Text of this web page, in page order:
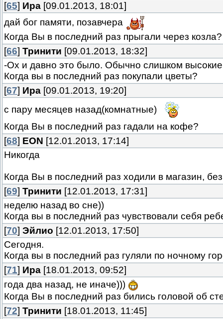
[65] Ира [09.01.2013, 18:01]
дай бог памяти, позавчера
Когда Вы в последний раз прыгали через козла?
[66] Тринити [09.01.2013, 18:32]
-Ох и давно это было. Обычно слишком
Когда вы в последний раз покупали цветы?
[67] Ира [09.01.2013, 19:20]
с пару месяцев назад(комнатные)
Когда Вы в последний раз гадали на кофе?
[68] EON [12.01.2013, 17:14]
Никогда
Когда Вы в последний раз ходили в магазин,
[69] Тринити [12.01.2013, 17:31]
неделю назад во сне))
Когда вы в последний раз чувствовали себя
[70] Эйлио [12.01.2013, 17:50]
Сегодня.
Когда вы в последний раз гуляли по ночному
[71] Ира [18.01.2013, 09:52]
года два назад, не иначе)))
Когда Вы в последний раз бились головой об
[72] Тринити [18.01.2013, 11:45]